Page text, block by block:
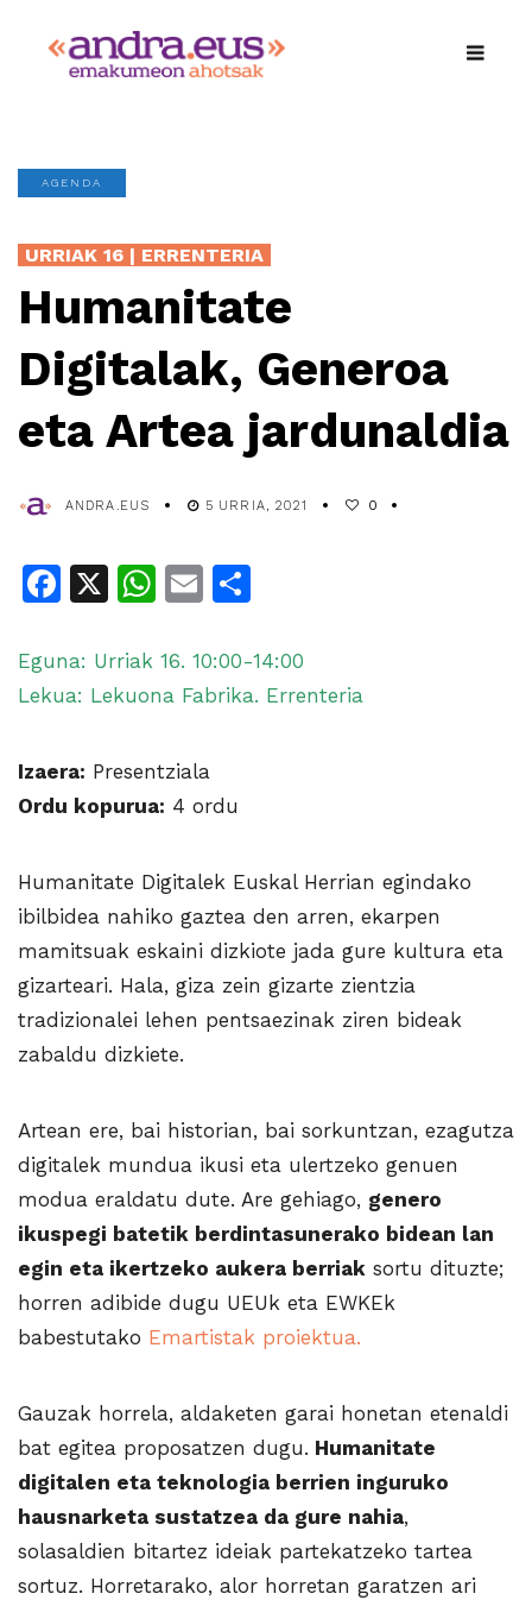
AGENDA
URRIAK 16 | ERRENTERIA
Humanitate
Digitalak, Generoa
eta Artea jardunaldia
ANDRA.EUS 5 URRIA, 2021 0
Facebook
X WhatsApp
Email
Eguna: Urriak 16. 10:00-14:00
Lekua: Lekuona Fabrika. Errenteria
Izaera: Presentziala
Ordu kopurua: 4 ordu
Humanitate Digitalek Euskal Herrian egindako
ibilbidea nahiko gaztea den arren, ekarpen
mamitsuak eskaini dizkiote jada gure kultura eta
gizarteari. Hala, giza zein gizarte zientzia
tradizionalei lehen pentsaezinak ziren bideak
zabaldu dizkiete.
Artean ere, bai historian, bai sorkuntzan, ezagutza
digitalek mundua ikusi eta ulertzeko genuen
modua eraldatu dute. Are gehiago, genero
ikuspegi batetik berdintasunerako bidean lan
egin eta ikertzeko aukera berriak sortu dituzte;
horren adibide dugu UEUk eta EWKEk
babestutako Emartistak proiektua.
Gauzak horrela, aldaketen garai honetan etenaldi
bat egitea proposatzen dugu. Humanitate
digitalen eta teknologia berrien inguruko
hausnarketa sustatzea da gure nahia,
solasaldien bitartez ideiak partekatzeko tartea
sortuz. Horretarako, alor horretan garatzen ari